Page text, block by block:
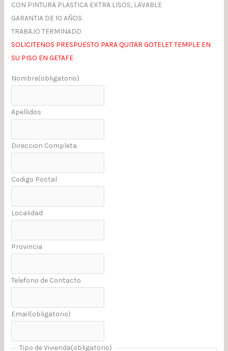
CON PINTURA PLASTICA EXTRA LISOS, LAVABLE
GARANTIA DE 10 AÑOS.
TRABAJO TERMINADO
SOLICITENOS PRESPUESTO PARA QUITAR GOTELET TEMPLE EN
SU PISO EN GETAFE
Nombre(obligatorio)
Apellidos
Direccion Completa
Codigo Postal
Localidad
Provincia
Telefono de Contacto
Email(obligatorio)
Tipo de Vivienda(obligatorio)